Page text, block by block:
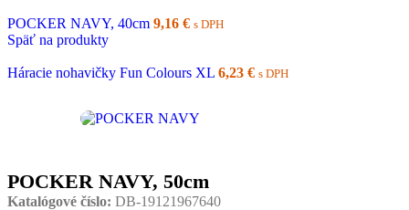
POCKER NAVY, 40cm 9,16 € s DPH
Späť na produkty
Háracie nohavičky Fun Colours XL 6,23 € s DPH
POCKER NAVY, 50cm
Katalógové číslo: DB-19121967640